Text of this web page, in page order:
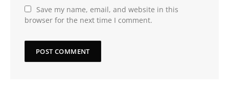
Save my name, email, and website in this
browser for the next time I comment.